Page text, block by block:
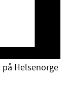
Helsenorge